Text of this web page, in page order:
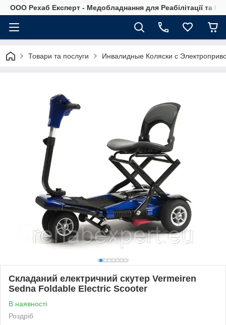
OOO Рехаб Експерт - Медобладнання для Реабілітації та
Товари та послуги Инвалидные Коляски с
Складаний електричний скутер Vermeiren
Sedna Foldable Electric Scooter
В наявності
Роздріб